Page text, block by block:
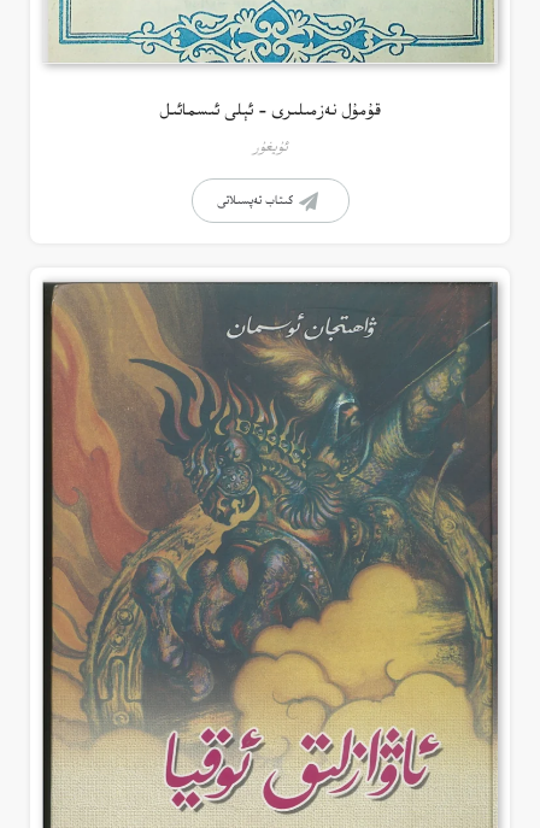
قۇمۇل نەزمىلىرى – ئېلى ئىسمائىل
ئۇيغۇر
كىتاب تەپسىلاتى